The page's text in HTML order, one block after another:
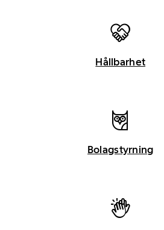
Hållbarhet
Bolagstyrning